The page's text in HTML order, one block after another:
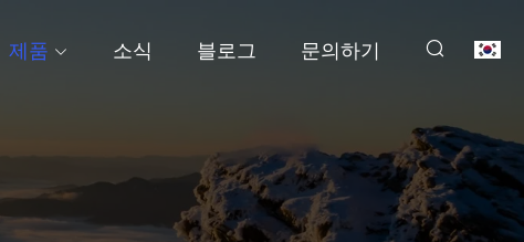
제품 소식 블로그 문의하기